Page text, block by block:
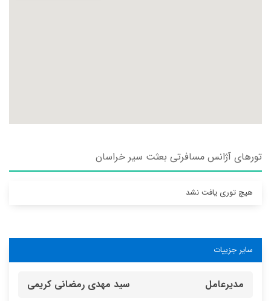
تورهای آژانس مسافرتی بعثت سير خراسان
هیچ توری یافت نشد
سایر جزییات
مدیرعامل سید مهدی رمضانی کریمی